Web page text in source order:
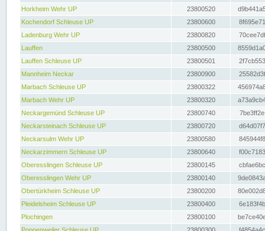
Horkheim Wehr UP
23800520
Kochendorf Schleuse UP
23800600
Ladenburg Wehr UP
23800820
Lauffen
23800500
Lauffen Schleuse UP
23800501
Mannheim Neckar
23800900
Marbach Schleuse UP
23800322
Marbach Wehr UP
23800320
Neckargemünd Schleuse UP
23800740
Neckarsteinach Schleuse UP
23800720
Neckarsulm Wehr UP
23800580
Neckarzimmern Schleuse UP
23800640
Oberesslingen Schleuse UP
23800145
Oberesslingen Wehr UP
23800140
Obertürkheim Schleuse UP
23800200
Pleidelsheim Schleuse UP
23800400
Plochingen
23800100